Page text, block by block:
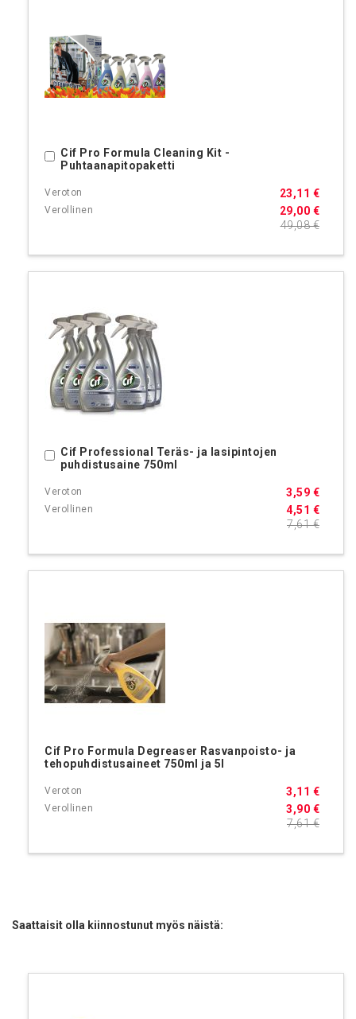
Cif Pro Formula Cleaning Kit -
Puhtaanapitopaketti
29,00 €
23,11 €
49,08 €
Ostoskoriin
Cif Professional Teräs- ja lasipintojen
puhdistusaine 750ml
4,51 €
3,59 €
7,61 €
Ostoskoriin
Cif Pro Formula Degreaser Rasvanpoisto- ja
tehopuhdistusaineet 750ml ja 5l
3,90 €
3,11 €
7,61 €
Saattaisit olla kiinnostunut myös näistä: